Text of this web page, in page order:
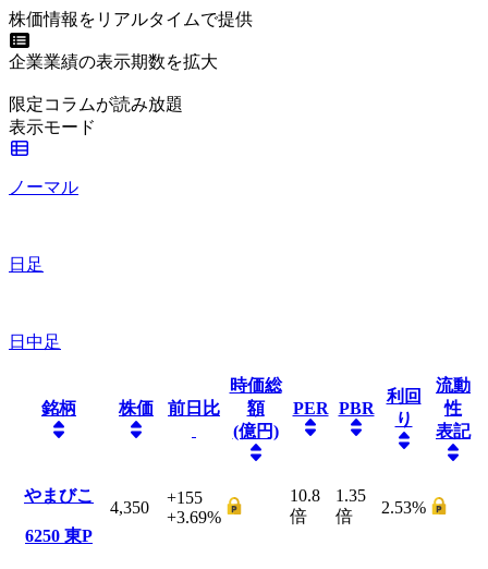
株価情報をリアルタイムで提供
企業業績の表示期数を拡大
限定コラムが読み放題
表示モード
ノーマル
日足
日中足
銘柄 株価 前日比
時価総
額
(億円)
PER PBR
利回
り
流動
性
表記
やまびこ
6250 東P
4,350
+155
+3.69%
10.8
倍
1.35
倍
2.53%